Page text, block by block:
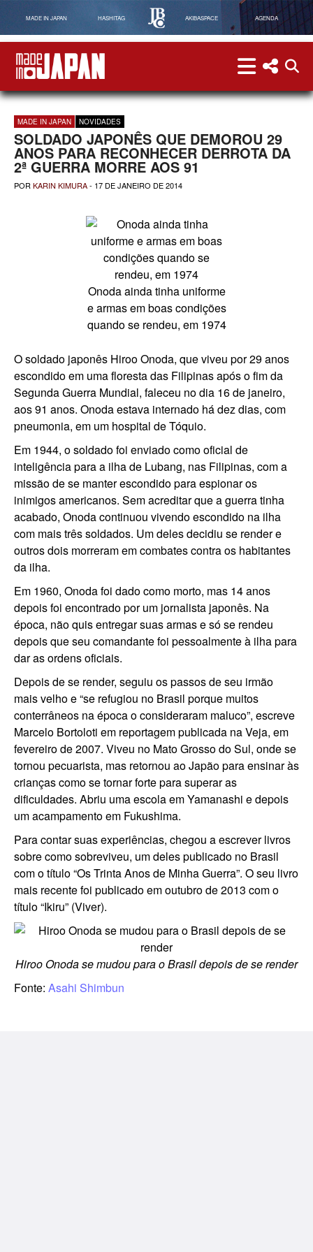
MADE IN JAPAN HASHITAG AKIBASPACE AGENDA
menu menu
MADE IN JAPAN NOVIDADES
SOLDADO JAPONÊS QUE DEMOROU 29
ANOS PARA RECONHECER DERROTA DA
2ª GUERRA MORRE AOS 91
POR KARIN KIMURA- 17 DE JANEIRO DE 2014
Onoda ainda tinha uniforme
e armas em boas condições
quando se rendeu, em 1974
O soldado japonês Hiroo Onoda, que viveu por 29 anos
escondido em uma floresta das Filipinas após o fim da
Segunda Guerra Mundial, faleceu no dia 16 de janeiro,
aos 91 anos. Onoda estava internado há dez dias, com
pneumonia, em um hospital de Tóquio.
Em 1944, o soldado foi enviado como oficial de
inteligência para a ilha de Lubang, nas Filipinas, com a
missão de se manter escondido para espionar os
inimigos americanos. Sem acreditar que a guerra tinha
acabado, Onoda continuou vivendo escondido na ilha
com mais três soldados. Um deles decidiu se render e
outros dois morreram em combates contra os habitantes
da ilha.
Em 1960, Onoda foi dado como morto, mas 14 anos
depois foi encontrado por um jornalista japonês. Na
época, não quis entregar suas armas e só se rendeu
depois que seu comandante foi pessoalmente à ilha para
dar as ordens oficiais.
Depois de se render, seguiu os passos de seu irmão
mais velho e “se refugiou no Brasil porque muitos
conterrâneos na época o consideraram maluco”, escreve
Marcelo Bortoloti em reportagem publicada na Veja, em
fevereiro de 2007. Viveu no Mato Grosso do Sul, onde se
tornou pecuarista, mas retornou ao Japão para ensinar às
crianças como se tornar forte para superar as
dificuldades. Abriu uma escola em Yamanashi e depois
um acampamento em Fukushima.
Para contar suas experiências, chegou a escrever livros
sobre como sobreviveu, um deles publicado no Brasil
com o título “Os Trinta Anos de Minha Guerra”. O seu livro
mais recente foi publicado em outubro de 2013 com o
título “Ikiru” (Viver).
Hiroo Onoda se mudou para o Brasil depois de se render
Fonte: Asahi Shimbun